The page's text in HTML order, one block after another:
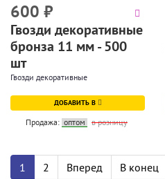
600 ₽
Гвозди декоративные
бронза 11 мм - 500
шт
Гвозди декоративные
ДОБАВИТЬ В
Продажа: оптом в розницу
1 2 Вперед В конец